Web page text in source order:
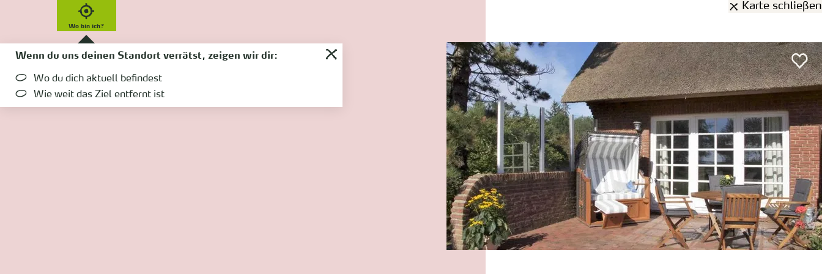
Wo bin ich?
Wenn du uns deinen Standort verrätst, zeigen wir dir:
Wo du dich aktuell befindest
Wie weit das Ziel entfernt ist
Karte schließen
Es wurden 1 Treffergefunden:
Watt'n Blick, Hausteil*
Witsum Entfernung anzeigen